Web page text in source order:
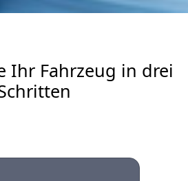
Ihr Fahrzeug in drei